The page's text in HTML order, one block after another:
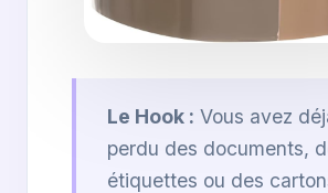
Le Hook : Vous avez
perdu des documents,
étiquettes ou des